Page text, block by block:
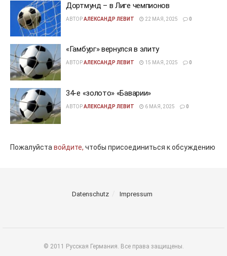
Дортмунд – в Лиге чемпионов
АВТОРАЛЕКСАНДР ЛЕВИТ 22 МАЯ, 2025 0
«Гамбург» вернулся в элиту
АВТОРАЛЕКСАНДР ЛЕВИТ 15 МАЯ, 2025 0
34-е «золото» «Баварии»
АВТОРАЛЕКСАНДР ЛЕВИТ 6 МАЯ, 2025 0
Пожалуйставойдите, чтобы присоединиться к обсуждению
Datenschutz Impressum
© 2011 Русская Германия. Все права защищены.